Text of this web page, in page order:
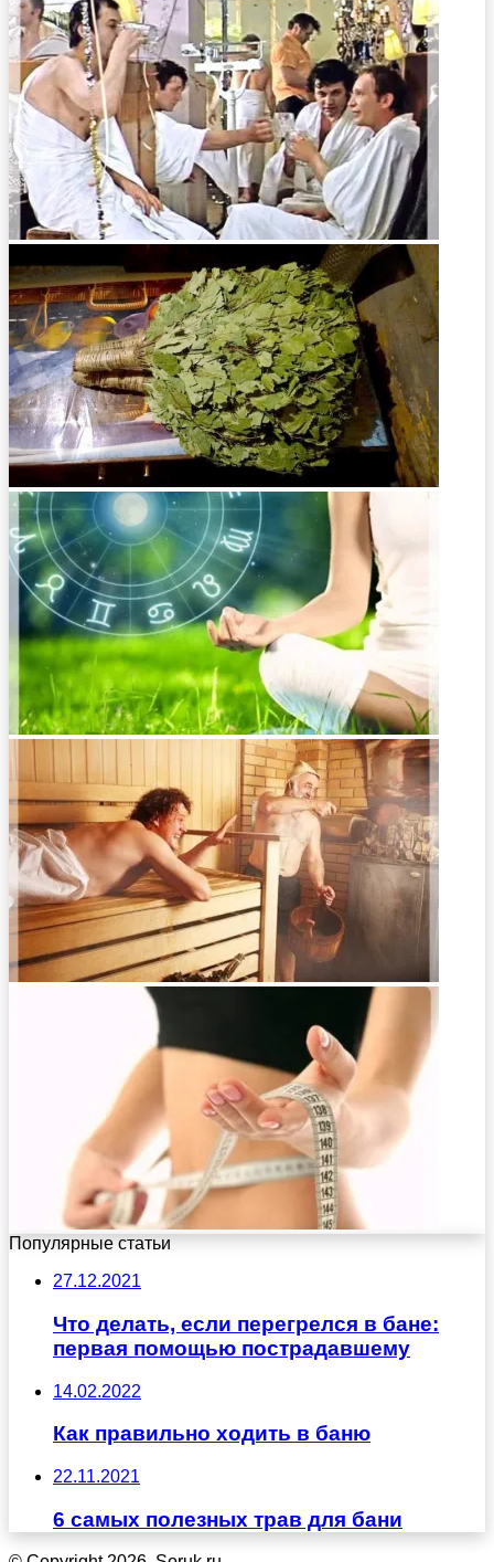
Популярные статьи
27.12.2021
Что делать, если перегрелся в бане:
первая помощью пострадавшему
14.02.2022
Как правильно ходить в баню
22.11.2021
6 самых полезных трав для бани